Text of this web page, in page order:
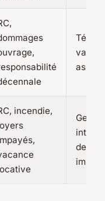
valeur
incendie,
des